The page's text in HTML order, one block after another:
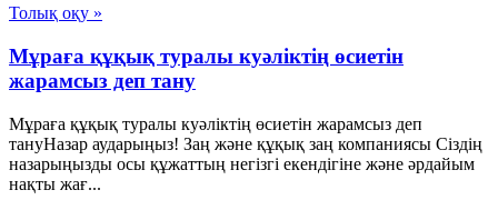
Толық оқу »
Мұраға құқық туралы куәліктің өсиетін
жарамсыз деп тану
Мұраға құқық туралы куәліктің өсиетін жарамсыз деп
тануНазар аударыңыз! Заң және құқық заң компаниясы Сіздің
назарыңызды осы құжаттың негізгі екендігіне және әрдайым
нақты жағ...